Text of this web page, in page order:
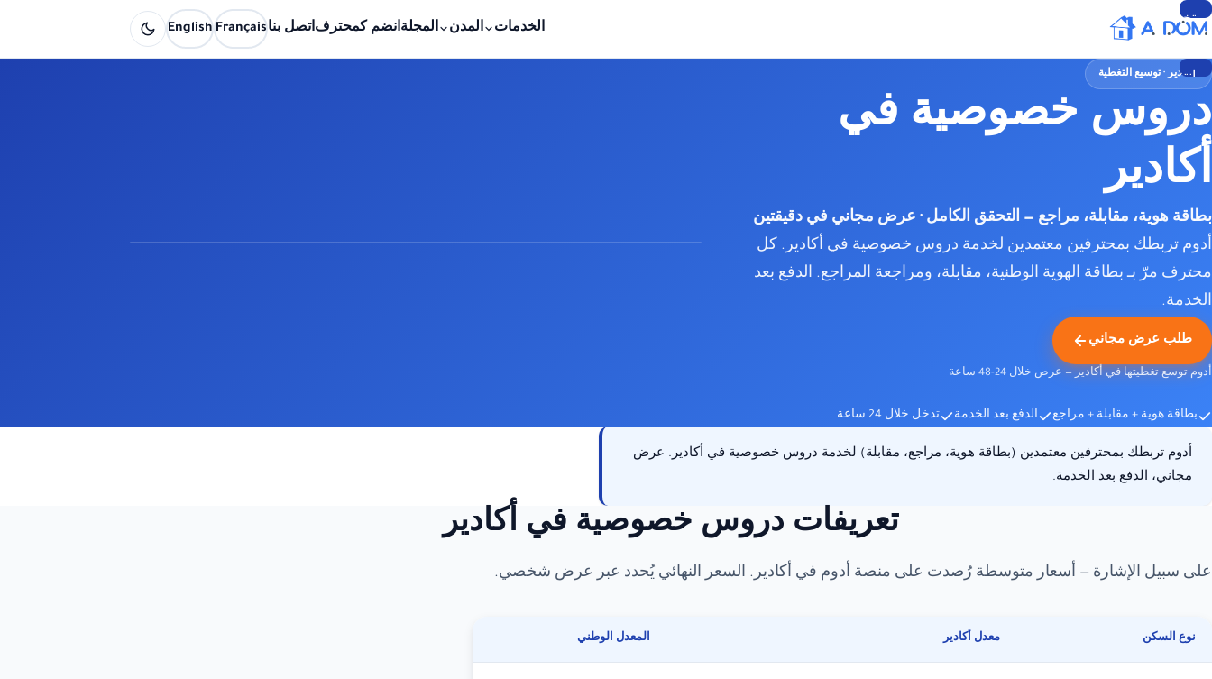
تخطي
المحتوى
الخدمات المدن المجلةانضم كمحترفاتصل بناFrançais
English
انتقل
المحتوى
أكادير · توسيع التغطية
دروس خصوصية في
أكادير
بطاقة هوية، مقابلة، مراجع — التحقق الكامل · عرض مجاني في دقيقتين
أدوم تربطك بمحترفين معتمدين لخدمة دروس خصوصية في أكادير. كل
محترف مرّ بـ بطاقة الهوية الوطنية، مقابلة، ومراجعة المراجع. الدفع بعد
الخدمة.
طلب عرض مجاني
أدوم توسع تغطيتها في أكادير — عرض خلال 24-48 ساعة
بطاقة هوية + مقابلة + مراجع الدفع بعد الخدمة تدخل خلال 24 ساعة
أدوم تربطك بمحترفين معتمدين (بطاقة هوية، مراجع، مقابلة) لخدمة دروس خصوصية في أكادير. عرض
مجاني، الدفع بعد الخدمة.
تعريفات دروس خصوصية في أكادير
على سبيل الإشارة — أسعار متوسطة رُصدت على منصة أدوم في أكادير. السعر النهائي يُحدد عبر عرض شخصي.
نوع السكن معدل أكادير المعدل الوطني